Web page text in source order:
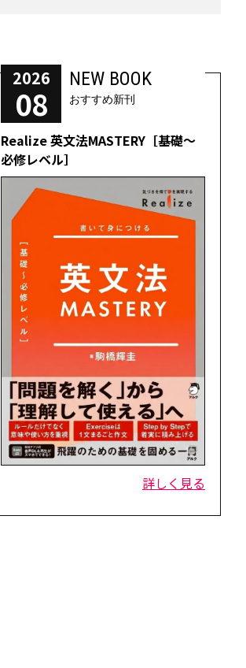
2026
08
NEW BOOK
おすすめ新刊
Realize 英文法MASTERY［基礎～
必修レベル］
詳しく見る